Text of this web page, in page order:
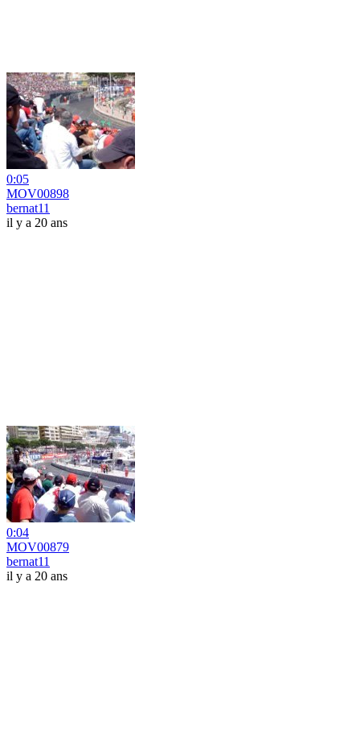
0:05
MOV00898
bernat11
il y a 20 ans
0:04
MOV00879
bernat11
il y a 20 ans